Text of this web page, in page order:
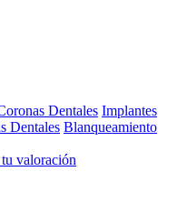
Dentales Implantes
Dentales Blanqueamiento
valoración